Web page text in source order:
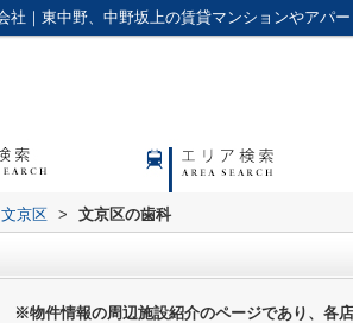
文京区 > 文京区の歯科
※物件情報の周辺施設紹介のページであり、各